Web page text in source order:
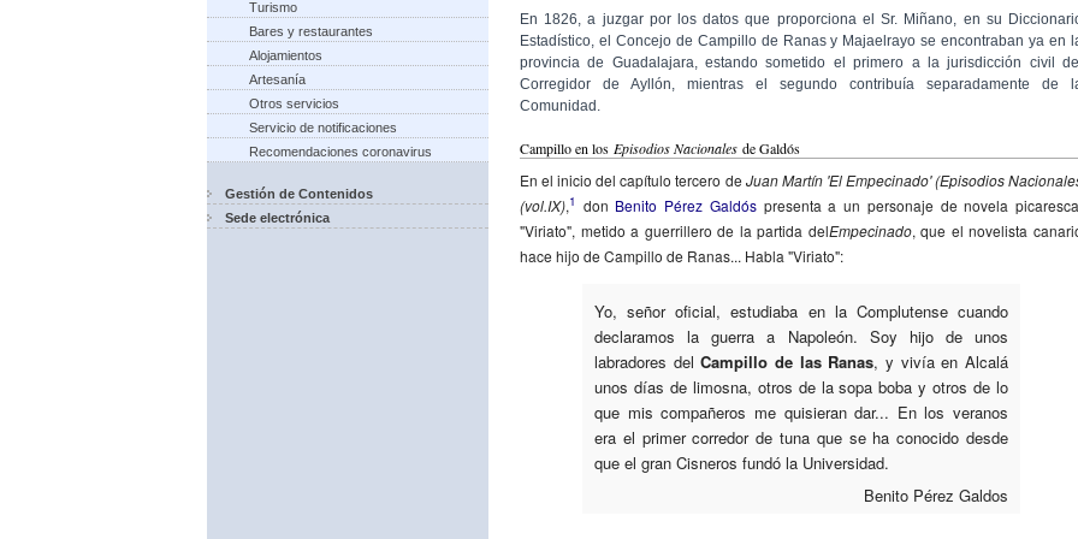
Turismo
Bares y restaurantes
Alojamientos
Artesanía
Otros servicios
Servicio de notificaciones
Recomendaciones coronavirus
Gestión de Contenidos
Sede electrónica
En 1826, a juzgar por los datos que proporciona el Sr. Miñano, en su
Estadístico, el Concejo de Campillo de Ranas y Majaelrayo se encontraban ya en
provincia de Guadalajara, estando sometido el primero a la jurisdicción civil
Corregidor de Ayllón, mientras el segundo contribuía separadamente de
Comunidad.
Campillo en los Episodios Nacionales de Galdós
En el inicio del capítulo tercero de Juan Martín 'El Empecinado' (Episodios
(vol.IX),1 don Benito Pérez Galdóspresenta a un personaje de novela
"Viriato", metido a guerrillero de la partida delEmpecinado, que el novelista
hace hijo de Campillo de Ranas... Habla "Viriato":
Yo, señor oficial, estudiaba en la Complutense cuando
declaramos la guerra a Napoleón. Soy hijo de unos
labradores delCampillo de las Ranas, y vivía en Alcalá
unos días de limosna, otros de la sopa boba y otros de lo
que mis compañeros me quisieran dar... En los veranos
era el primer corredor de tuna que se ha conocido desde
que el gran Cisneros fundó la Universidad.
Benito Pérez Galdos